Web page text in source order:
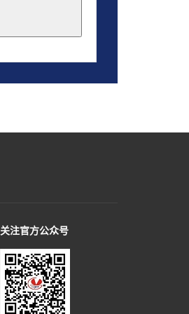
关注官方公众号